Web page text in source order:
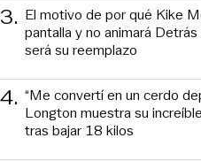
3. El motivo de por qué Kike
pantalla y no animará
será su reemplazo
4. “Me convertí en un cerdo
Longton muestra su
tras bajar 18 kilos